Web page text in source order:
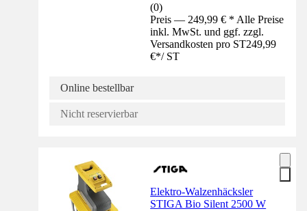
(0)
Preis — 249,99 € * Alle Preise
inkl. MwSt. und ggf. zzgl.
Versandkosten pro ST249,99
€*/ ST
Online bestellbar
Nicht reservierbar
Elektro-Walzenhäcksler
STIGA Bio Silent 2500 W